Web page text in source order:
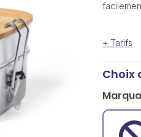
+ Tarifs
Choix